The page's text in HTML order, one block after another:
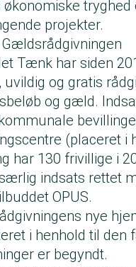
projekter.
Tænk har siden
og gratis
og gæld.
(placeret i
har 130 frivillige i
indsats rettet
OPUS.
nye
i henhold til
er begyndt.